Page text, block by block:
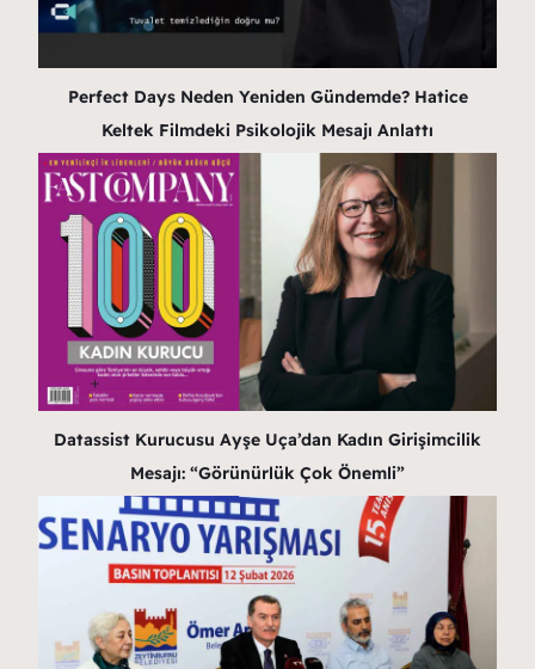
Perfect Days Neden Yeniden Gündemde? Hatice
Keltek Filmdeki Psikolojik Mesajı Anlattı
Datassist Kurucusu Ayşe Uça’dan Kadın Girişimcilik
Mesajı: “Görünürlük Çok Önemli”